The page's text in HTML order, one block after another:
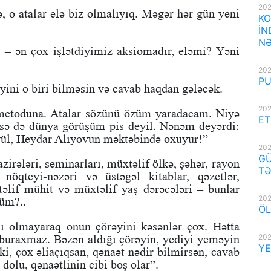
o atalar elə biz olmalıyıq. Məgər hər gün yeni
– ən çox işlətdiyimiz aksiomadır, eləmi? Yəni
o biri bilməsin və cavab haqdan gələcək.
Atalar sözünü özüm yaradacam. Niyə
də dünya görüşüm pis deyil. Nənəm deyərdi:
Heydar Alıyovun məktəbində oxuyur!”
seminarları, müxtəlif ölkə, şəhər, rayon
nəzəri və üstəgəl kitablar, qəzetlər,
mühit və müxtəlif yaş dərəcələri – bunlar
olmayaraq onun çörəyini kəsənlər çox. Hətta
Bəzən aldığı çörəyin, yediyi yeməyin
çox əliaçıqsan, qənaət nədir bilmirsən, cavab
qənaətlinin cibi boş olar”.